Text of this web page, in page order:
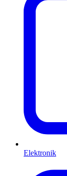
Elektronik